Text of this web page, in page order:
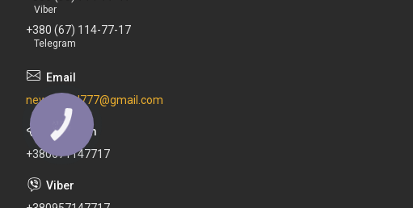
Viber
+380 (67) 114-77-17
Telegram
newdental777@gmail.com
+380671147717